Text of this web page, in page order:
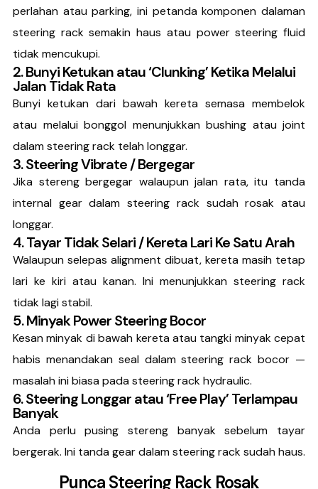
perlahan atau parking, ini petanda komponen dalaman
steering rack semakin haus atau power steering fluid
tidak mencukupi.
2. Bunyi Ketukan atau ‘Clunking’ Ketika Melalui
Jalan Tidak Rata
Bunyi ketukan dari bawah kereta semasa membelok
atau melalui bonggol menunjukkan bushing atau joint
dalam steering rack telah longgar.
3. Steering Vibrate / Bergegar
Jika stereng bergegar walaupun jalan rata, itu tanda
internal gear dalam steering rack sudah rosak atau
longgar.
4. Tayar Tidak Selari / Kereta Lari Ke Satu Arah
Walaupun selepas alignment dibuat, kereta masih tetap
lari ke kiri atau kanan. Ini menunjukkan steering rack
tidak lagi stabil.
5. Minyak Power Steering Bocor
Kesan minyak di bawah kereta atau tangki minyak cepat
habis menandakan seal dalam steering rack bocor —
masalah ini biasa pada steering rack hydraulic.
6. Steering Longgar atau ‘Free Play’ Terlampau
Banyak
Anda perlu pusing stereng banyak sebelum tayar
bergerak. Ini tanda gear dalam steering rack sudah haus.
Punca Steering Rack Rosak